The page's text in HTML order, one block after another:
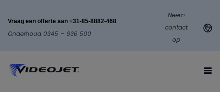
Vraag een offerte aan +31-85-8882-468
Onderhoud 0345 – 636 500
Neem
contact
op